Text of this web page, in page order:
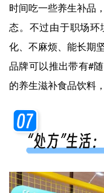
时间吃一些养生补品
态。不过由于职场
化、不麻烦、能长期
品牌可以推出带有#
的养生滋补食品饮料